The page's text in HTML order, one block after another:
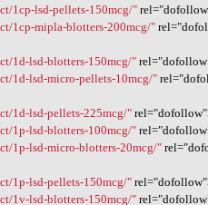
1cp-lsd-pellets-150mcg/"
1cp-mipla-blotters-200mcg/"
1d-lsd-blotters-150mcg/"
1d-lsd-micro-pellets-10mcg/"
1d-lsd-pellets-225mcg/"
1p-lsd-blotters-100mcg/"
1p-lsd-micro-blotters-20mcg/"
1p-lsd-pellets-150mcg/"
1v-lsd-blotters-150mcg/"